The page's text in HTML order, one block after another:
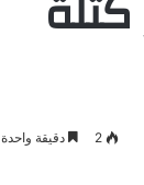
2 دقيقة واحدة